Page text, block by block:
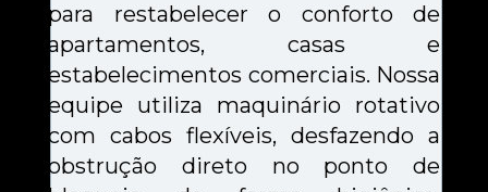
para restabelecer o conforto de
apartamentos, casas e
estabelecimentos comerciais. Nossa
equipe utiliza maquinário rotativo
com cabos flexíveis, desfazendo a
obstrução direto no ponto de